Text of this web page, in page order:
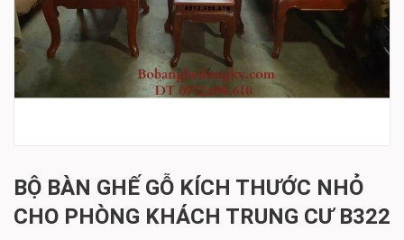
BỘ BÀN GHẾ GỖ KÍCH THƯỚC NHỎ
CHO PHÒNG KHÁCH TRUNG CƯ B322